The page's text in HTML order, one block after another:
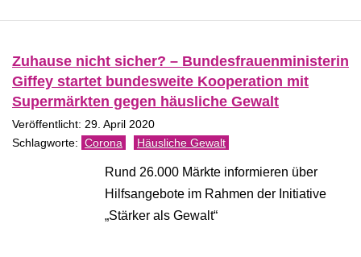
Zuhause nicht sicher? – Bundesfrauenministerin
Giffey startet bundesweite Kooperation mit
Supermärkten gegen häusliche Gewalt
Veröffentlicht: 29. April 2020
Corona Häusliche Gewalt
Rund 26.000 Märkte informieren über
Hilfsangebote im Rahmen der Initiative
„Stärker als Gewalt“